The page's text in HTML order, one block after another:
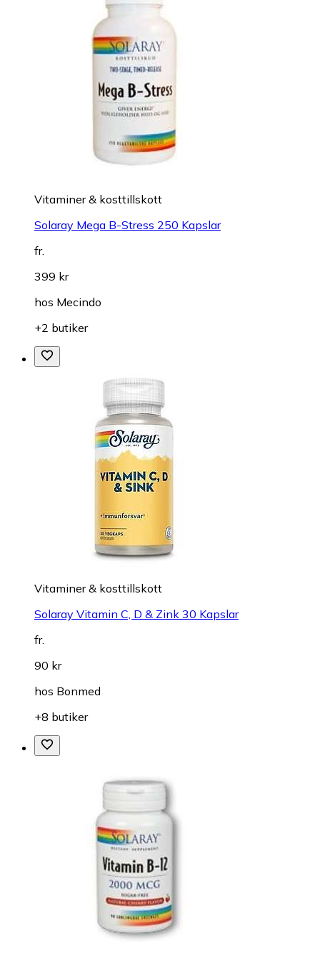
Vitaminer & kosttillskott
Solaray Mega B-Stress 250 Kapslar
fr.
399 kr
hos Mecindo
+2 butiker
Vitaminer & kosttillskott
Solaray Vitamin C, D & Zink 30 Kapslar
fr.
90 kr
hos Bonmed
+8 butiker